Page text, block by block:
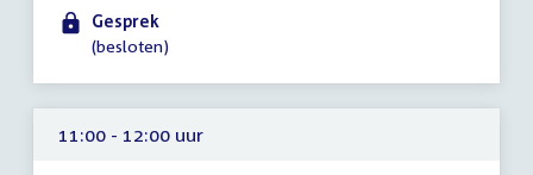
11:30
uur
Gesprek
(besloten)
11:00 - 12:00 uur